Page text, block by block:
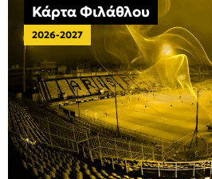
Κάρτα Φιλάθλου
2026-2027